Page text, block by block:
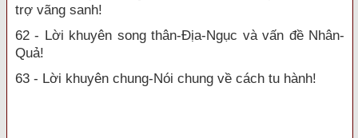
trợ vãng sanh!
62 - Lời khuyên song thân-Địa-Ngục và vấn đề Nhân-
Quả!
63 - Lời khuyên chung-Nói chung về cách tu hành!